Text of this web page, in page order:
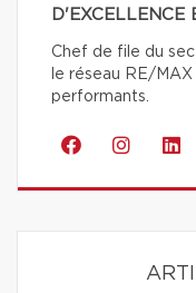
D'EXCELLENCE
Chef de file du
le réseau RE/
performants.